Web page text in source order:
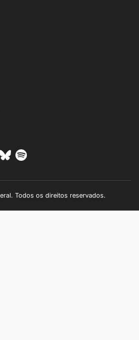
Todos os direitos reservados.